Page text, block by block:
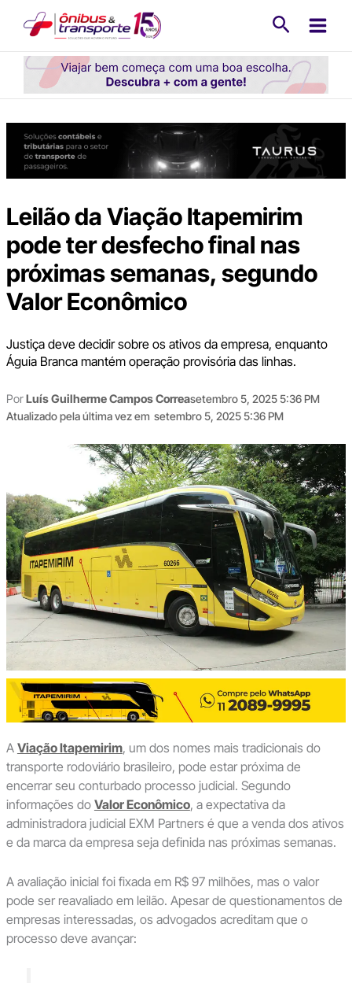
conteúdo
Leilão da Viação Itapemirim
pode ter desfecho final nas
próximas semanas, segundo
Valor Econômico
Justiça deve decidir sobre os ativos da empresa, enquanto
Águia Branca mantém operação provisória das linhas.
PorLuís Guilherme Campos Correasetembro 5, 2025 5:36 PM
Atualizado pela última vez em setembro 5, 2025 5:36 PM
A Viação Itapemirim, um dos nomes mais tradicionais do
transporte rodoviário brasileiro, pode estar próxima de
encerrar seu conturbado processo judicial. Segundo
informações do Valor Econômico, a expectativa da
administradora judicial EXM Partners é que a venda dos ativos
e da marca da empresa seja definida nas próximas semanas.
A avaliação inicial foi fixada em R$ 97 milhões, mas o valor
pode ser reavaliado em leilão. Apesar de questionamentos de
empresas interessadas, os advogados acreditam que o
processo deve avançar: